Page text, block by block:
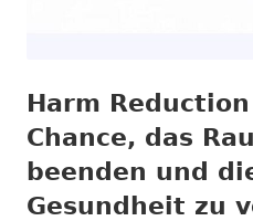
Harm
Chance, das
beenden und
Gesundheit zu